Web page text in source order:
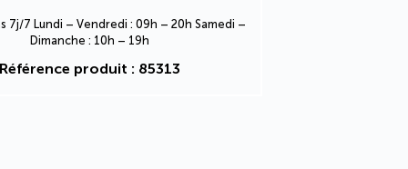
7j/7 Lundi – Vendredi : 09h – 20h Samedi –
Dimanche : 10h – 19h
Référence produit : 85313